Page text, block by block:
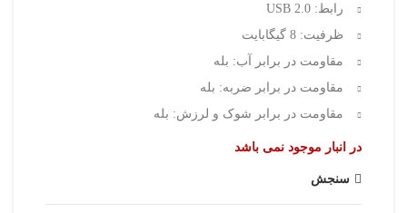
رابط: USB 2.0
ظرفیت: 8 گیگابایت
مقاومت در برابر آب: بله
مقاومت در برابر ضربه: بله
مقاومت در برابر شوک و لرزش: بله
در انبار موجود نمی باشد
سنجش